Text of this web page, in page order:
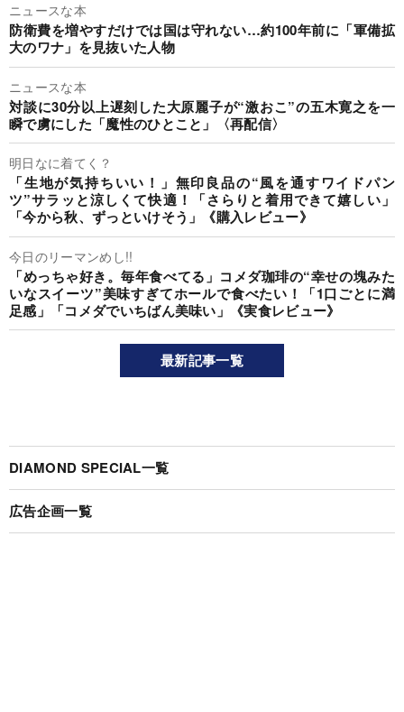
ニュースな本
防衛費を増やすだけでは国は守れない…約100年前に「軍備拡
大のワナ」を見抜いた人物
ニュースな本
対談に30分以上遅刻した大原麗子が“激おこ”の五木寛之を一
瞬で虜にした「魔性のひとこと」〈再配信〉
明日なに着てく？
「生地が気持ちいい！」無印良品の“風を通すワイドパン
ツ”サラッと涼しくて快適！「さらりと着用できて嬉しい」
「今から秋、ずっといけそう」《購入レビュー》
今日のリーマンめし!!
「めっちゃ好き。毎年食べてる」コメダ珈琲の“幸せの塊みた
いなスイーツ”美味すぎてホールで食べたい！「1口ごとに満
足感」「コメダでいちばん美味い」《実食レビュー》
最新記事一覧
DIAMOND SPECIAL一覧
広告企画一覧